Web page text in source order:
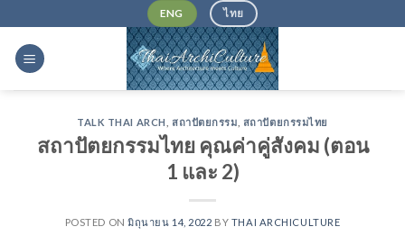
to
content
ENG ไทย
TALK THAI ARCH สถาปัตยกรรม สถาปัตยกรรมไทย
สถาปัตยกรรมไทย คุณค่าคู่สังคม (ตอน
1 และ 2)
POSTED ONมิถุนายน 14, 2022 BY THAI ARCHICULTURE